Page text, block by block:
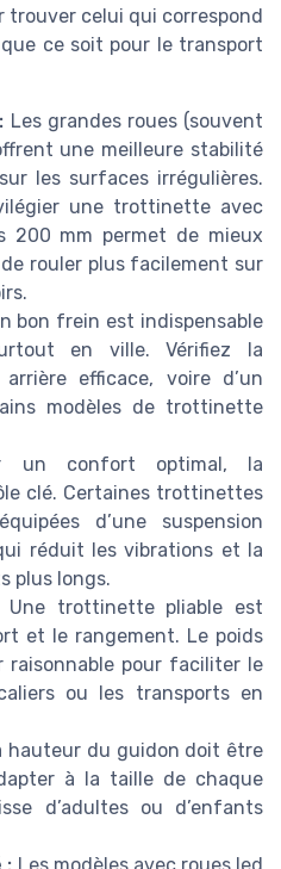
trouver celui qui correspond
ce soit pour le transport
Les grandes roues (souvent
une meilleure stabilité
les surfaces irrégulières.
une trottinette avec
200 mm permet de mieux
rouler plus facilement sur
bon frein est indispensable
en ville. Vérifiez la
efficace, voire d’un
modèles de trottinette
un confort optimal, la
clé. Certaines trottinettes
d’une suspension
réduit les vibrations et la
plus longs.
Une trottinette pliable est
et le rangement. Le poids
pour faciliter le
ou les transports en
hauteur du guidon doit être
à la taille de chaque
d’adultes ou d’enfants